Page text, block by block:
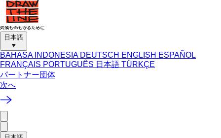
日本語
BAHASA INDONESIA DEUTSCH ENGLISH ESPAÑOL
FRANÇAIS PORTUGUÊS 日本語 TÜRKÇE
パートナー団体
次へ